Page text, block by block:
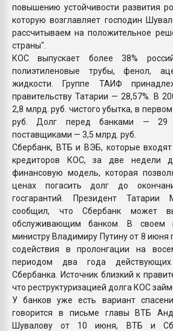
повышению устойчивости развития
которую возглавляет господин
рассчитываем на положительное
страны".
КОС выпускает более 38%
полиэтиленовые трубы, фенол,
жидкости. Группе ТАИФ
правительству Татарии — 28,57%. В
2,8 млрд. руб. чистого убытка, в
руб. Долг перед банками — 29
поставщиками — 3,5 млрд. руб.
Сбербанк, ВТБ и ВЭБ, которые
кредиторов КОС, за две недели
финансовую модель, которая
ценах погасить долг до
госгарантий. Президент
сообщил, что Сбербанк может
обслуживающим банком. В своем
министру Владимиру Путину от 8 июня
содействия в пролонгации на
периодом два года
Сбербанка. Источник близкий к
что реструктуризацией долга КОС
У банков уже есть вариант
говорится в письме главы ВТБ
Шувалову от 10 июня, ВТБ и